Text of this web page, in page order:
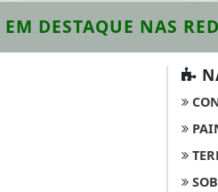
DESTAQUE NAS